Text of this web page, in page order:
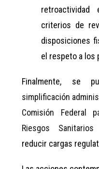
criterios de
disposiciones
el respeto a los
Finalmente, se
simplificación
Comisión Federal
Riesgos Sanitarios
reducir cargas